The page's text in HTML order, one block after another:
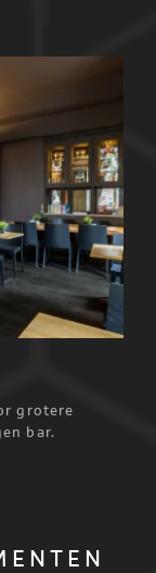
grotere
bar.